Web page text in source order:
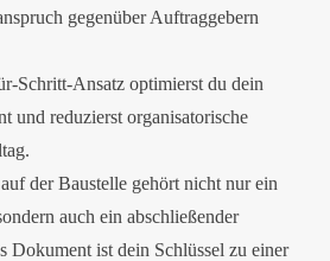
gegenüber Auftraggebern
Schritt-Ansatz optimierst du dein
und reduzierst organisatorische
der Baustelle gehört nicht nur ein
auch ein abschließender
Dokument ist dein Schlüssel zu einer